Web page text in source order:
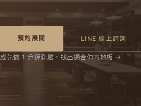
預約展間 LINE 線上諮詢
或先做 1 分鐘測驗，找出適合你的地板 →